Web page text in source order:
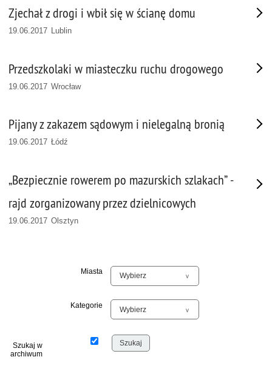
Zjechał z drogi i wbił się w ścianę domu
19.06.2017 Lublin
Przedszkolaki w miasteczku ruchu drogowego
19.06.2017 Wrocław
Pijany z zakazem sądowym i nielegalną bronią
19.06.2017 Łódź
„Bezpiecznie rowerem po mazurskich szlakach” -
rajd zorganizowany przez dzielnicowych
19.06.2017 Olsztyn
Miasta
Kategorie
Szukaj w
archiwum